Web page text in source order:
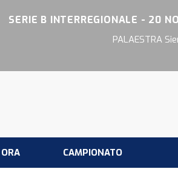
SERIE B INTERREGIONALE - 20
PALAESTRA
ORA CAMPIONATO